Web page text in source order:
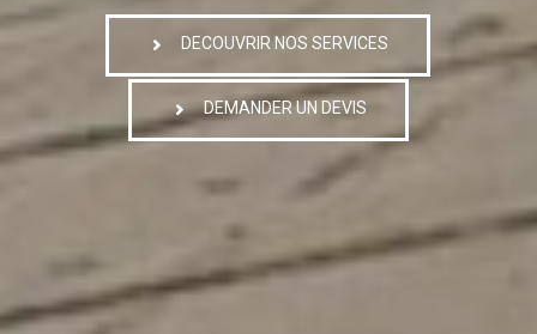
DECOUVRIR NOS SERVICES
DEMANDER UN DEVIS